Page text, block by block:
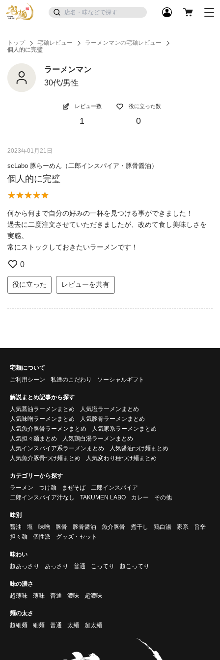
トップ 宅麺レビュー
ラーメンマンの宅麺レビュー
個人的に完璧
ラーメンマン
30代/男性
レビュー数
1
役に立った数
0
2023年01月21日
scLabo 豚らーめん（二郎インスパイア・豚骨醤油）
個人的に完璧
何から何まで自分の好みの一杯を見つける事ができました！
過去に二度注文させていただきましたが、改めて食し美味しさを
実感。
常にストックしておきたいラーメンです！
0
役に立った レビューを共有
宅麺について
ご利用シーン
私達のこだわり ソーシャルギフト
解説まとめ記事から探す
人気醤油ラーメンまとめ
人気塩ラーメンまとめ
人気味噌ラーメンまとめ
人気豚骨ラーメンまとめ
人気魚介豚骨ラーメンまとめ
人気家系ラーメンまとめ
人気担々麺まとめ
人気鶏白湯ラーメンまとめ
人気インスパイア系ラーメンまとめ
人気醤油つけ麺まとめ
人気魚介豚骨つけ麺まとめ
人気変わり種つけ麺まとめ
カテゴリーから探す
ラーメン
つけ麺 まぜそば
二郎インスパイア
二郎インスパイア汁なし
TAKUMEN LABO カレー その他
味別
醤油
塩 味噌 豚骨 豚骨醤油 魚介豚骨 煮干し 鶏白湯 家系
旨辛
担々麺
個性派 グッズ・セット
味わい
超あっさり
あっさり 普通 こってり 超こってり
味の濃さ
超薄味
薄味 普通 濃味 超濃味
麺の太さ
超細麺
細麺 普通 太麺 超太麺